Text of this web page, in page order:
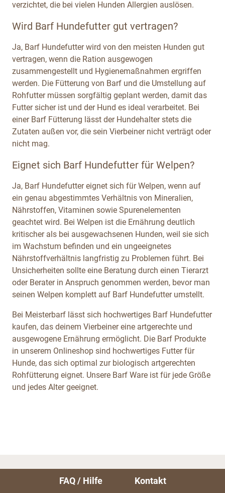
verzichtet, die bei vielen Hunden Allergien auslösen.
Wird Barf Hundefutter gut vertragen?
Ja, Barf Hundefutter wird von den meisten Hunden gut
vertragen, wenn die Ration ausgewogen
zusammengestellt und Hygienemaßnahmen ergriffen
werden. Die Fütterung von Barf und die Umstellung auf
Rohfutter müssen sorgfältig geplant werden, damit das
Futter sicher ist und der Hund es ideal verarbeitet. Bei
einer Barf Fütterung lässt der Hundehalter stets die
Zutaten außen vor, die sein Vierbeiner nicht verträgt oder
nicht mag.
Eignet sich Barf Hundefutter für Welpen?
Ja, Barf Hundefutter eignet sich für Welpen, wenn auf
ein genau abgestimmtes Verhältnis von Mineralien,
Nährstoffen, Vitaminen sowie Spurenelementen
geachtet wird. Bei Welpen ist die Ernährung deutlich
kritischer als bei ausgewachsenen Hunden, weil sie sich
im Wachstum befinden und ein ungeeignetes
Nährstoffverhältnis langfristig zu Problemen führt. Bei
Unsicherheiten sollte eine Beratung durch einen Tierarzt
oder Berater in Anspruch genommen werden, bevor man
seinen Welpen komplett auf Barf Hundefutter umstellt.
Bei Meisterbarf lässt sich hochwertiges Barf Hundefutter
kaufen, das deinem Vierbeiner eine artgerechte und
ausgewogene Ernährung ermöglicht. Die Barf Produkte
in unserem Onlineshop sind hochwertiges Futter für
Hunde, das sich optimal zur biologisch artgerechten
Rohfütterung eignet. Unsere Barf Ware ist für jede Größe
und jedes Alter geeignet.
FAQ / Hilfe Kontakt